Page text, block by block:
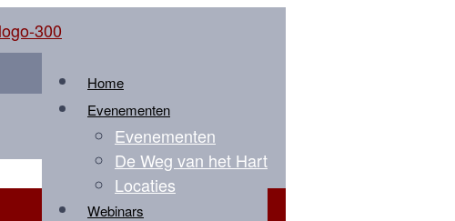
Home
Evenementen
Evenementen
De Weg van het Hart
Locaties
Webinars